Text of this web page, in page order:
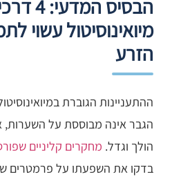
הבסיס
מיואינוסיטול עשוי
הזרע
ההתעניינות הגוברת
הגבר אינה מבוססת על
הולך וגדל. מחקרים קליניים
בדקו את השפעתו על פרמטרים